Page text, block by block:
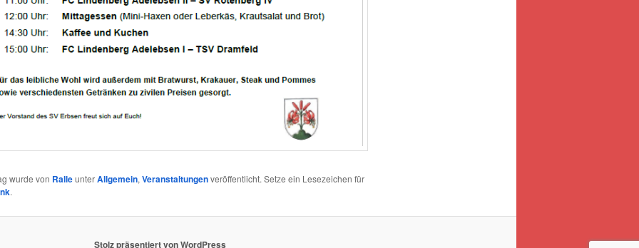
wurde von RalleunterAllgemein, Veranstaltungenveröffentlicht. Setze ein Lesezeichen für
.
Stolz präsentiert von WordPress